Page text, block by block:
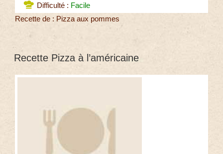
Difficulté : Facile
Recette de : Pizza aux pommes
Recette Pizza à l’américaine